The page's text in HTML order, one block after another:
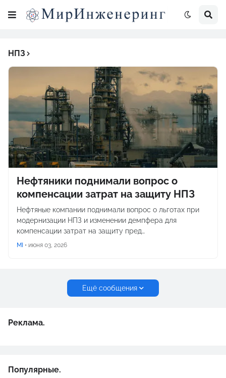
НПЗ
Нефтяники поднимали вопрос о
компенсации затрат на защиту НПЗ
Нефтяные компании поднимали вопрос о льготах при
модернизации НПЗ и изменении демпфера для
компенсации затрат на защиту пред…
MI • июня 03, 2026
Ещё сообщения
Реклама.
Популярные.